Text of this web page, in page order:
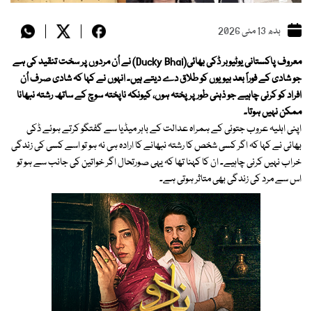
بدھ 13 مئی 2026
معروف پاکستانی یوٹیوبر ڈکی بھائی(Ducky Bhai) نے اُن مردوں پر سخت تنقید کی ہے
جو شادی کے فوراً بعد بیویوں کو طلاق دے دیتے ہیں۔ انہوں نے کہا کہ شادی صرف اُن
افراد کو کرنی چاہیے جو ذہنی طور پر پختہ ہوں، کیونکہ ناپختہ سوچ کے ساتھ رشتہ نبھانا
ممکن نہیں ہوتا۔
اپنی اہلیہ عروب جتوئی کے ہمراہ عدالت کے باہر میڈیا سے گفتگو کرتے ہوئے ڈکی
بھائی نے کہا کہ اگر کسی شخص کا رشتہ نبھانے کا ارادہ ہی نہ ہو تو اسے کسی کی زندگی
خراب نہیں کرنی چاہیے۔ ان کا کہنا تھا کہ یہی صورتحال اگر خواتین کی جانب سے ہو تو
اس سے مرد کی زندگی بھی متاثر ہوتی ہے۔